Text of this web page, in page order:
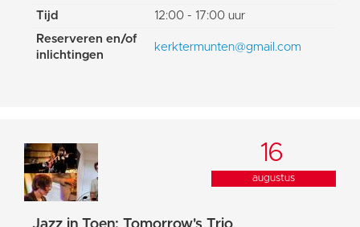
Tijd
12:00 - 17:00 uur
Reserveren en/of
inlichtingen
kerktermunten@gmail.com
16
augustus